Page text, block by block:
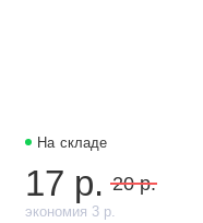
На складе
17 р. 20 р.
экономия 3 р.